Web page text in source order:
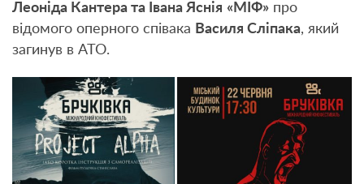
Леоніда Кантера та Івана Яснія «МІФ» про
відомого оперного співака Василя Сліпака, який
загинув в АТО.